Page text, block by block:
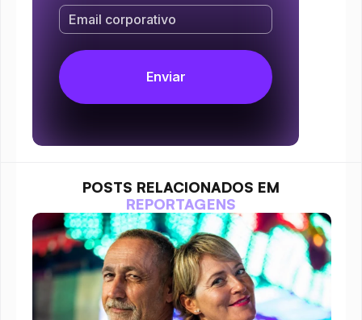
POSTS RELACIONADOS EM
REPORTAGENS